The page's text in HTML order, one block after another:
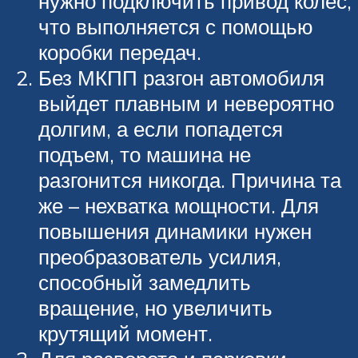
что выполняется с помощью
коробки передач.
Без МКПП разгон автомобиля
выйдет плавным и невероятно
долгим, а если попадется
подъем, то машина не
разгонится никогда. Причина та
же – нехватка мощности. Для
повышения динамики нужен
преобразователь усилия,
способный замедлить
вращение, но увеличить
крутящий момент.